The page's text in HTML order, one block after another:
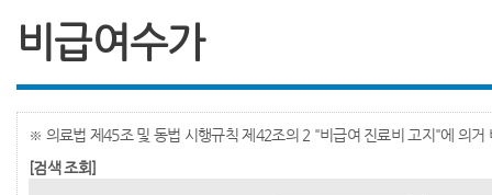
비급여수가
※ 의료법 제45조 및 동법 시행규칙 제42조의 2 "비급여 진료비 고지"에 의거
[검색 조회]